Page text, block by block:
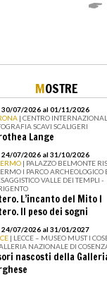
MOSTRE
30/07/2026 al 01/11/2026
| CENTRO
SCAVI SCALIGERI
Lange
24/07/2026 al 31/10/2026
| PALAZZO BELMONTE
I PARCO ARCHEOLOGICO
VALLE DEI TEMPLI -
L’incanto del Mito I
Il peso dei sogni
24/07/2026 al 31/01/2027
| LECCE – MUSEO MUST I
NAZIONALE DI
nascosti della